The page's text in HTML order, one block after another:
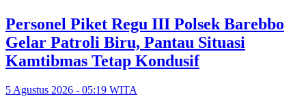
Personel Piket Regu III Polsek Barebbo
Gelar Patroli Biru, Pantau Situasi
Kamtibmas Tetap Kondusif
5 Agustus 2026 - 05:19 WITA